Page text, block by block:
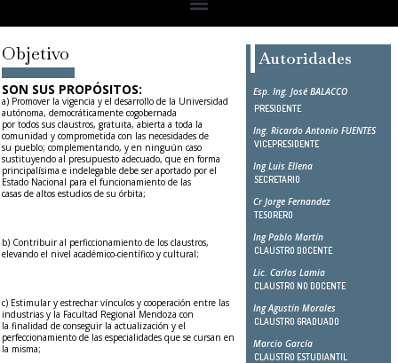
Objetivo
SON SUS PROPÓSITOS:
a) Promover la vigencia y el desarrollo de la Universidad
autónoma, democráticamente cogobernada
por todos sus claustros, gratuita, abierta a toda la
comunidad y comprometida con las necesidades de
su pueblo; complementando, y en ninguún caso
sustituyendo al presupuesto adecuado, que en forma
principalísima e indelegable debe ser aportado por el
Estado Nacional para el funcionamiento de las
casas de altos estudios de su órbita;
b) Contribuir al perficcionamiento de los claustros,
elevando el nivel académico-científico y cultural;
c) Estimular y estrechar vínculos y cooperación entre las
industrias y la Facultad Regional Mendoza con
la finalidad de conseguir la actualización y el
perfeccionamiento de las especialidades que se cursan en
la misma;
Autoridades
Esp. Ing. José BALACCO
PRESIDENTE
Ing. Ricardo Antonio FUENTES
VICEPRESIDENTE
Ing Luis Ellena
SECRETARIO
Cr Jorge Fernandez
TESORERO
Ing Pablo Martín
CLAUSTRO DOCENTE
Lic. Carlos Lamia
CLAUSTRO NO DOCENTE
Ing Agustín Morales
CLAUSTRO GRADUADO
Marcio García
CLAUSTRO ESTUDIANTIL